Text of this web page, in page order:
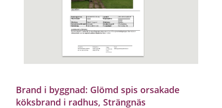
Brand i byggnad: Glömd spis orsakade
köksbrand i radhus, Strängnäs